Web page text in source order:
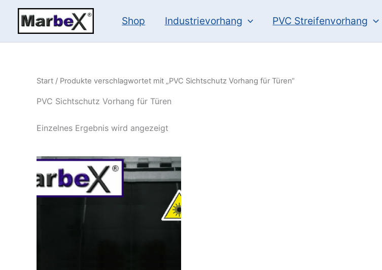
springen
Shop Industrievorhang PVC Streifenvorhang
Start / Produkte verschlagwortet mit „PVC Sichtschutz Vorhang für Türen“
PVC Sichtschutz Vorhang für Türen
Einzelnes Ergebnis wird angezeigt